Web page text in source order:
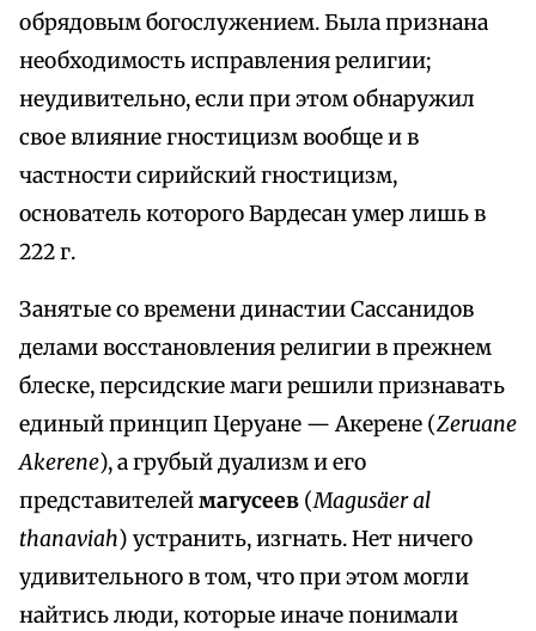
обрядовым богослужением. Была признана
необходимость исправления религии;
неудивительно, если при этом обнаружил
свое влияние гностицизм вообще и в
частности сирийский гностицизм,
основатель которого Вардесан умер лишь в
222 г.
Занятые со времени династии Сассанидов
делами восстановления религии в прежнем
блеске, персидские маги решили признавать
единый принцип Церуане — Акерене (Zeruane
Akerепе), а грубый дуализм и его
представителеймагусеев (Magusäer al
thanaviah) устранить, изгнать. Нет ничего
удивительного в том, что при этом могли
найтись люди, которые иначе понимали